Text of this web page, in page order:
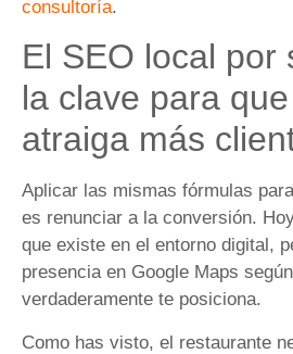
consultoría.
El SEO local por
la clave para
atraiga más
Aplicar las mismas fórmulas
es renunciar a la conversión.
que existe en el entorno digital,
presencia en Google Maps
verdaderamente te posiciona.
Como has visto, el restaurante